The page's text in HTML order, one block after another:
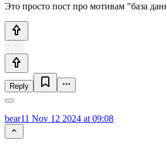
Это просто пост про мотивам "база
Reply
bear11 Nov 12 2024 at 09:08